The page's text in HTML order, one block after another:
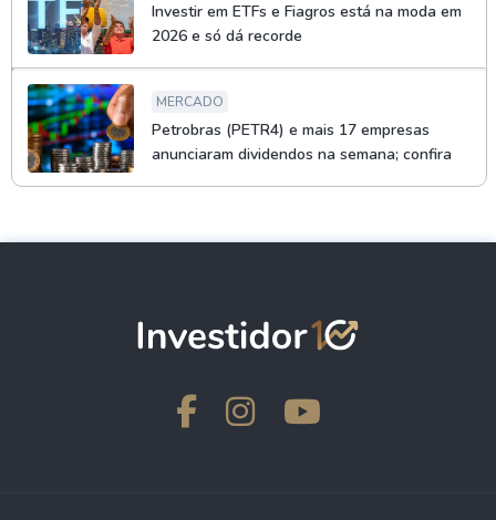
Investir em ETFs e Fiagros está na moda em
2026 e só dá recorde
MERCADO
Petrobras (PETR4) e mais 17 empresas
anunciaram dividendos na semana; confira